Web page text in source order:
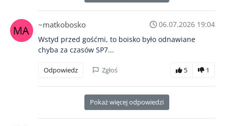
~matkobosko
06.07.2026 19:04
Wstyd przed gośćmi, to boisko było odnawiane
chyba za czasów SP7...
Odpowiedz Zgłoś 5 1
Pokaż więcej odpowiedzi